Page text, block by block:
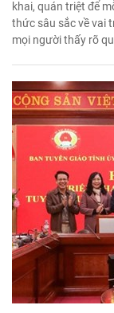
khai, quán triệt để
thức sâu sắc về vai
mọi người thấy rõ